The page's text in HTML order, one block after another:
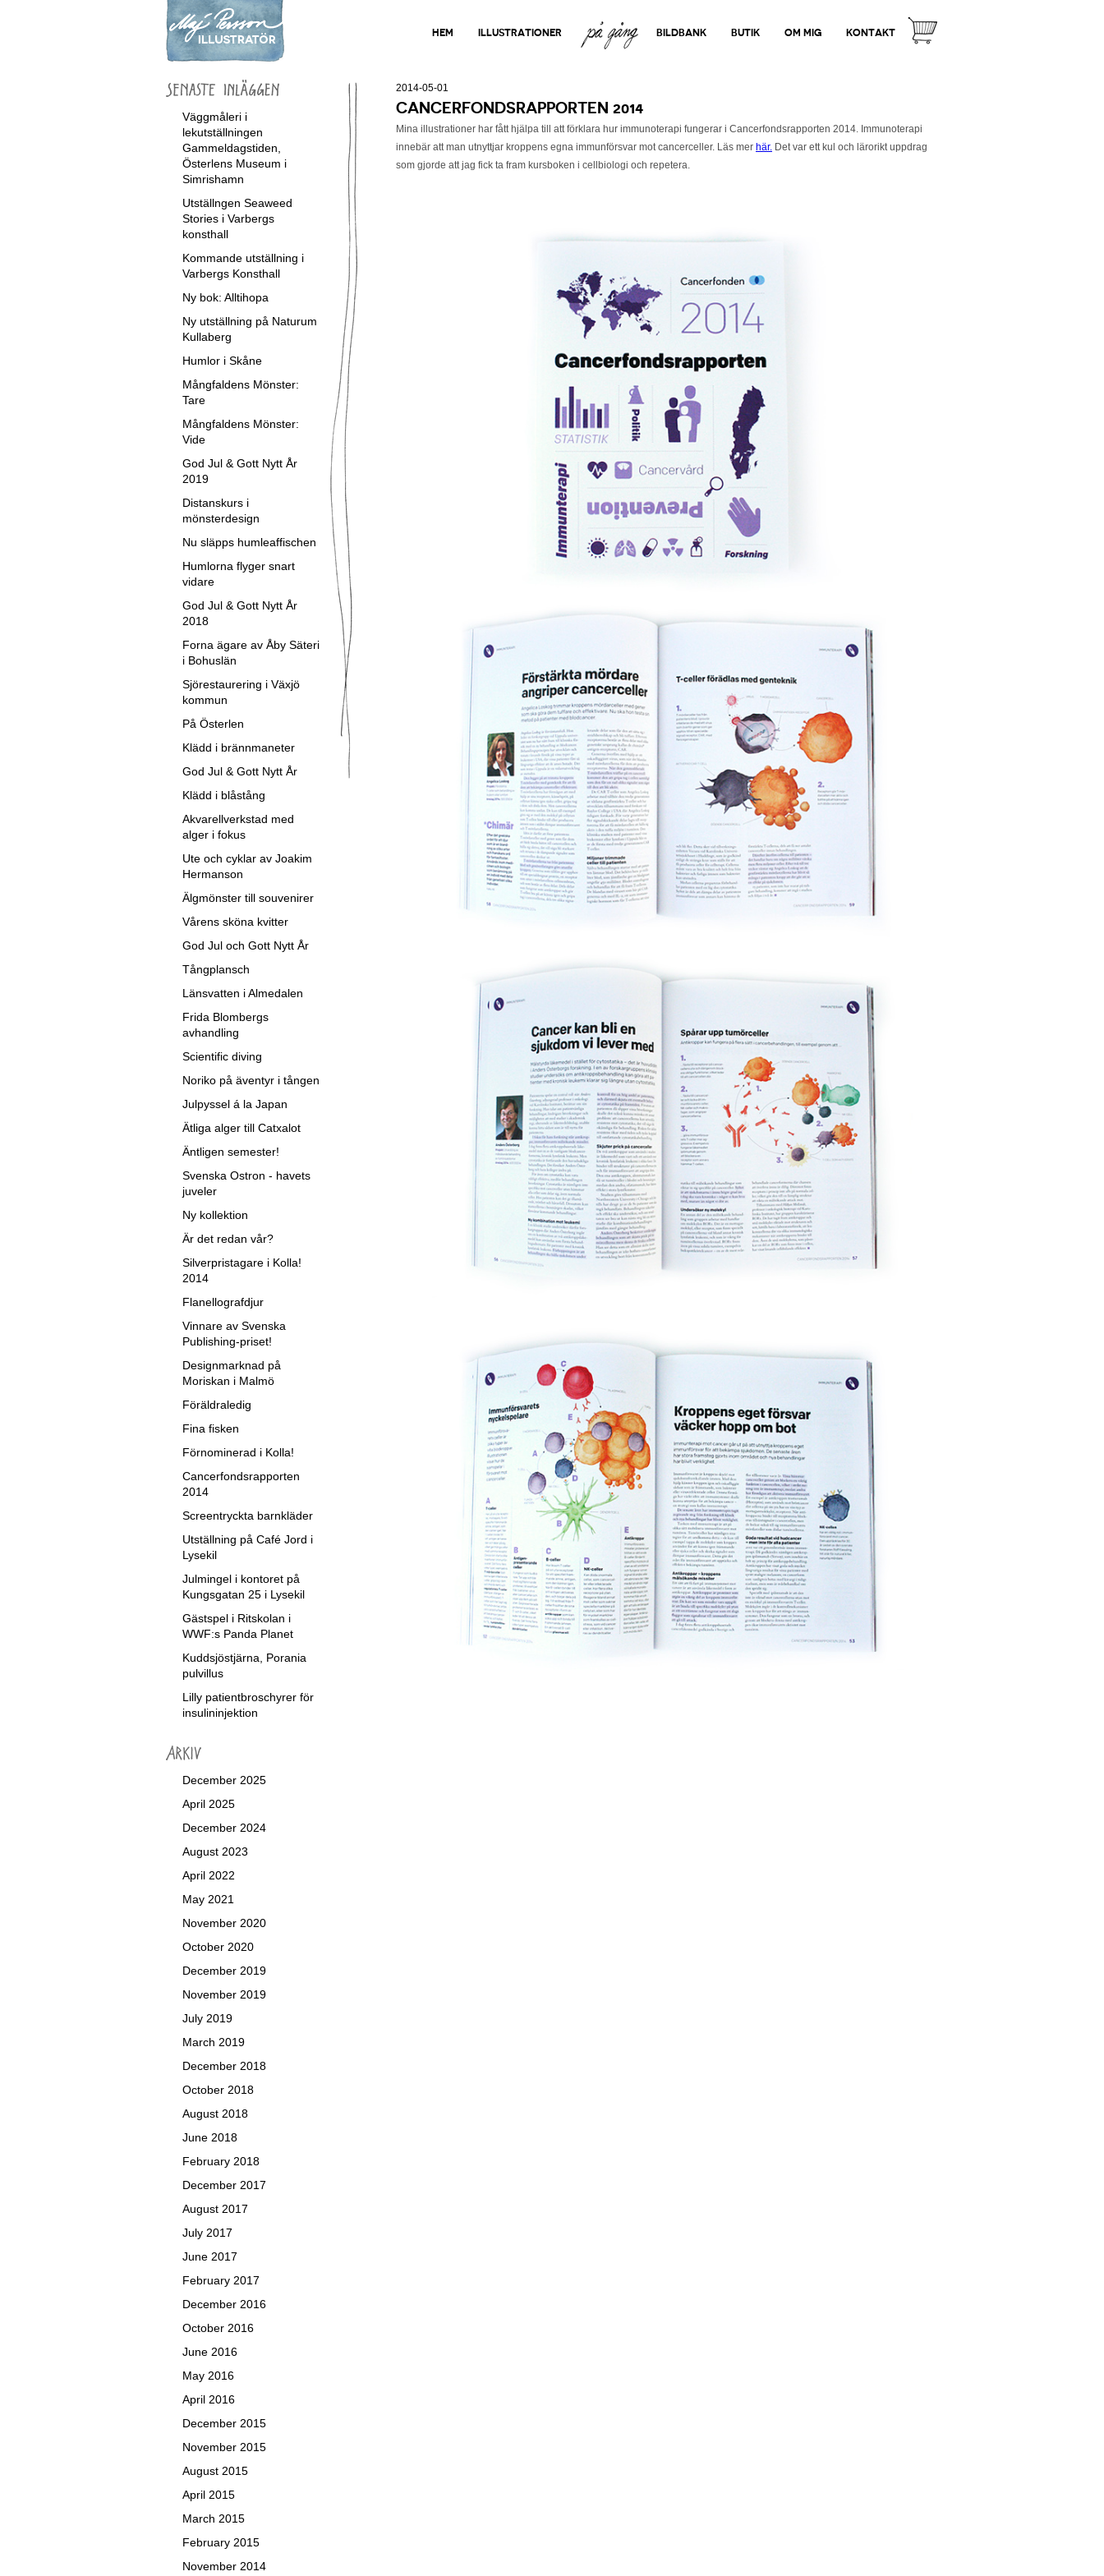
HEM ILLUSTRATIONER
BILDBANK
BUTIK OM MIG KONTAKT
Väggmåleri i
lekutställningen
Gammeldagstiden,
Österlens Museum i
Simrishamn
Utställngen Seaweed
Stories i Varbergs
konsthall
Kommande utställning i
Varbergs Konsthall
Ny bok: Alltihopa
Ny utställning på Naturum
Kullaberg
Humlor i Skåne
Mångfaldens Mönster:
Tare
Mångfaldens Mönster:
Vide
God Jul & Gott Nytt År
2019
Distanskurs i
mönsterdesign
Nu släpps humleaffischen
Humlorna flyger snart
vidare
God Jul & Gott Nytt År
2018
Forna ägare av Åby Säteri
i Bohuslän
Sjörestaurering i Växjö
kommun
På Österlen
Klädd i brännmaneter
God Jul & Gott Nytt År
Klädd i blåstång
Akvarellverkstad med
alger i fokus
Ute och cyklar av Joakim
Hermanson
Älgmönster till souvenirer
Vårens sköna kvitter
God Jul och Gott Nytt År
Tångplansch
Länsvatten i Almedalen
Frida Blombergs
avhandling
Scientific diving
Noriko på äventyr i tången
Julpyssel á la Japan
Ätliga alger till Catxalot
Äntligen semester!
Svenska Ostron - havets
juveler
Ny kollektion
Är det redan vår?
Silverpristagare i Kolla!
2014
Flanellografdjur
Vinnare av Svenska
Publishing-priset!
Designmarknad på
Moriskan i Malmö
Föräldraledig
Fina fisken
Förnominerad i Kolla!
Cancerfondsrapporten
2014
Screentryckta barnkläder
Utställning på Café Jord i
Lysekil
Julmingel i kontoret på
Kungsgatan 25 i Lysekil
Gästspel i Ritskolan i
WWF:s Panda Planet
Kuddsjöstjärna, Porania
pulvillus
Lilly patientbroschyrer för
insulininjektion
December 2025
April 2025
December 2024
August 2023
April 2022
May 2021
November 2020
October 2020
December 2019
November 2019
July 2019
March 2019
December 2018
October 2018
August 2018
June 2018
February 2018
December 2017
August 2017
July 2017
June 2017
February 2017
December 2016
October 2016
June 2016
May 2016
April 2016
December 2015
November 2015
August 2015
April 2015
March 2015
February 2015
November 2014
2014-05-01
CANCERFONDSRAPPORTEN 2014
Mina illustrationer har fått hjälpa till att förklara hur immunoterapi fungerar i Cancerfondsrapporten 2014. Immunoterapi
innebär att man utnyttjar kroppens egna immunförsvar mot cancerceller. Läs mer här. Det var ett kul och lärorikt uppdrag
som gjorde att jag fick ta fram kursboken i cellbiologi och repetera.